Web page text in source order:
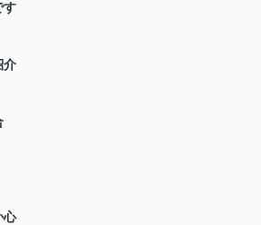
す
介
心